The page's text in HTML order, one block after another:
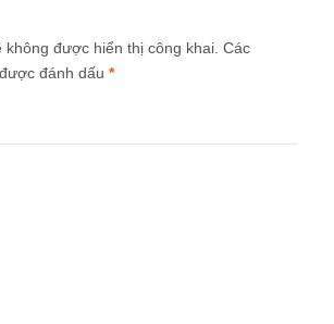
không được hiển thị công khai. Các
đánh dấu *